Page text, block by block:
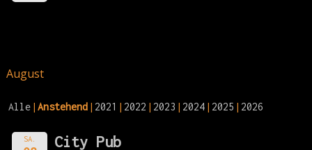
August
Alle Anstehend 2021 2022 2023 2024 2025 2026
SA. City Pub